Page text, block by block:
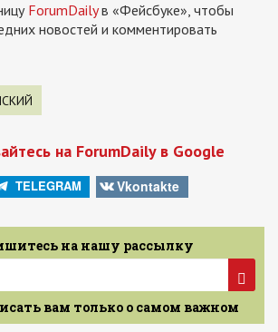
ForumDailyв «Фейсбуке», чтобы
новостей и комментировать
на ForumDaily в Google
TELEGRAM Vkontakte
на нашу рассылку
вам только о самом важном